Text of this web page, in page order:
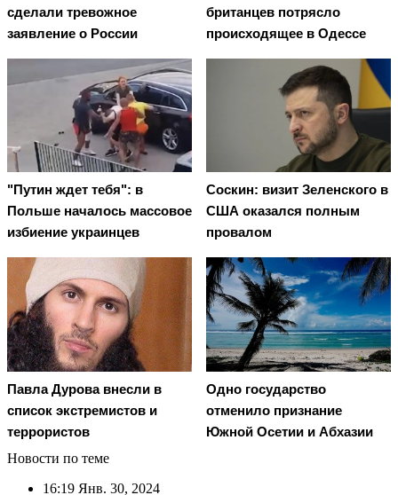
сделали тревожное
заявление о России
британцев потрясло
происходящее в Одессе
"Путин ждет тебя": в
Польше началось массовое
избиение украинцев
Соскин: визит Зеленского в
США оказался полным
провалом
Павла Дурова внесли в
список экстремистов и
террористов
Одно государство
отменило признание
Южной Осетии и Абхазии
Новости по теме
16:19 Янв. 30, 2024